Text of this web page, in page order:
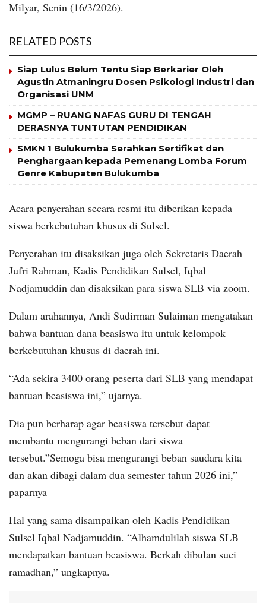
Milyar, Senin (16/3/2026).
RELATED POSTS
Siap Lulus Belum Tentu Siap Berkarier Oleh
Agustin Atmaningru Dosen Psikologi Industri dan
Organisasi UNM
MGMP – RUANG NAFAS GURU DI TENGAH
DERASNYA TUNTUTAN PENDIDIKAN
SMKN 1 Bulukumba Serahkan Sertifikat dan
Penghargaan kepada Pemenang Lomba Forum
Genre Kabupaten Bulukumba
Acara penyerahan secara resmi itu diberikan kepada
siswa berkebutuhan khusus di Sulsel.
Penyerahan itu disaksikan juga oleh Sekretaris Daerah
Jufri Rahman, Kadis Pendidikan Sulsel, Iqbal
Nadjamuddin dan disaksikan para siswa SLB via zoom.
Dalam arahannya, Andi Sudirman Sulaiman mengatakan
bahwa bantuan dana beasiswa itu untuk kelompok
berkebutuhan khusus di daerah ini.
“Ada sekira 3400 orang peserta dari SLB yang mendapat
bantuan beasiswa ini,” ujarnya.
Dia pun berharap agar beasiswa tersebut dapat
membantu mengurangi beban dari siswa
tersebut.”Semoga bisa mengurangi beban saudara kita
dan akan dibagi dalam dua semester tahun 2026 ini,”
paparnya
Hal yang sama disampaikan oleh Kadis Pendidikan
Sulsel Iqbal Nadjamuddin. “Alhamdulilah siswa SLB
mendapatkan bantuan beasiswa. Berkah dibulan suci
ramadhan,” ungkapnya.